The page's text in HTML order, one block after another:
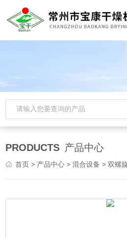
PRODUCTS 产品中心
首页 > 产品中心 >混合设备 >双螺